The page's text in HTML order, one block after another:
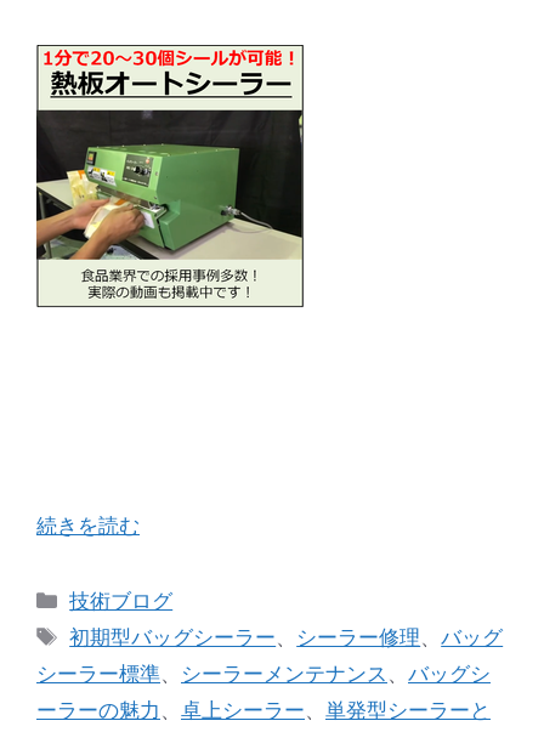
続きを読む
カ
テ
リ
ー
技術ブログ
タ
グ
初期型バッグシーラー、 シーラー修理、バッグ
シーラー標準、 シーラーメンテナンス 、 バッグシ
ーラーの魅力 、 卓上シーラー、 単発型シーラーと